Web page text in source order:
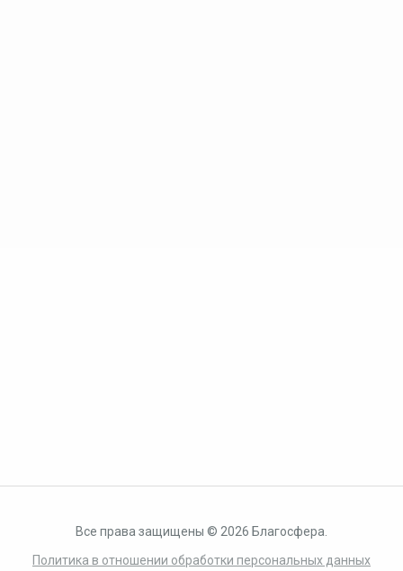
Все права защищены © 2026 Благосфера.
Политика в отношении обработки персональных данных